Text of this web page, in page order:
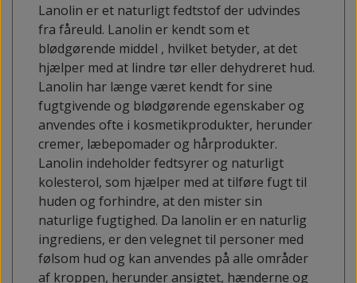
Lanolin er et naturligt fedtstof der udvindes
fra fåreuld. Lanolin er kendt som et
blødgørende middel , hvilket betyder, at det
hjælper med at lindre tør eller dehydreret hud.
Lanolin har længe været kendt for sine
fugtgivende og blødgørende egenskaber og
anvendes ofte i kosmetikprodukter, herunder
cremer, læbepomader og hårprodukter.
Lanolin indeholder fedtsyrer og naturligt
kolesterol, som hjælper med at tilføre fugt til
huden og forhindre, at den mister sin
naturlige fugtighed. Da lanolin er en naturlig
ingrediens, er den velegnet til personer med
følsom hud og kan anvendes på alle områder
af kroppen, herunder ansigtet, hænderne og